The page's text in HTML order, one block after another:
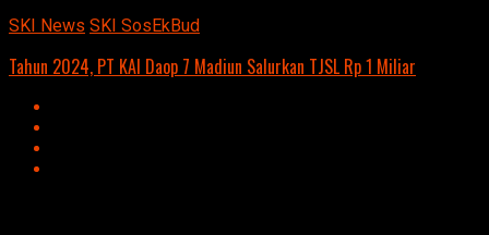
SKI News SKI SosEkBud
Tahun 2024, PT KAI Daop 7 Madiun Salurkan TJSL Rp 1 Miliar